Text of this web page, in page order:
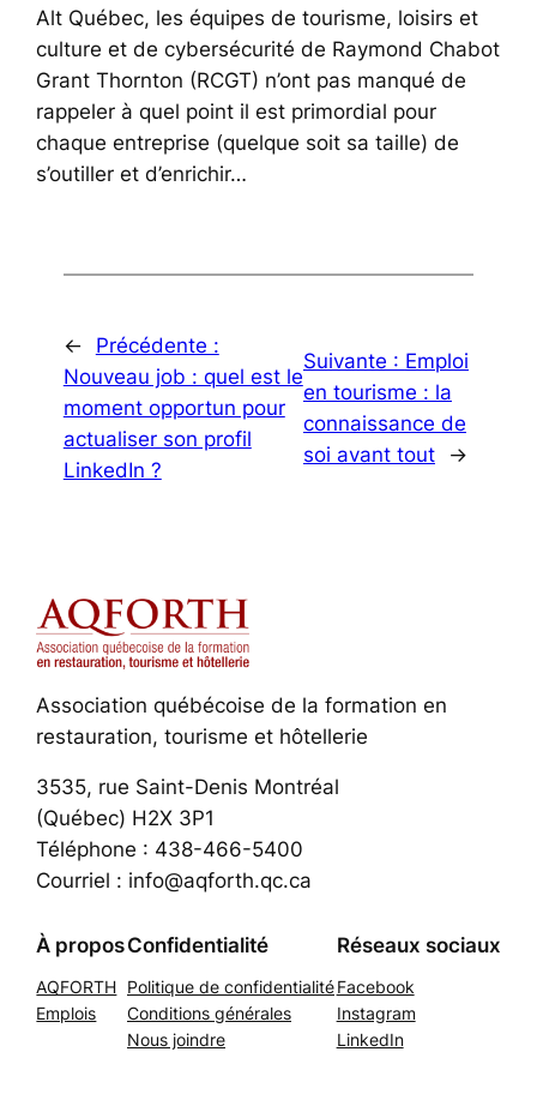
Alt Québec, les équipes de tourisme, loisirs et
culture et de cybersécurité de Raymond Chabot
Grant Thornton (RCGT) n’ont pas manqué de
rappeler à quel point il est primordial pour
chaque entreprise (quelque soit sa taille) de
s’outiller et d’enrichir…
←
Précédente :
Nouveau job : quel est le
moment opportun pour
actualiser son profil
LinkedIn ?
Suivante : Emploi
en tourisme : la
connaissance de
soi avant tout
→
Association québécoise de la formation en
restauration, tourisme et hôtellerie
3535, rue Saint-Denis Montréal
(Québec) H2X 3P1
Téléphone : 438-466-5400
Courriel : info@aqforth.qc.ca
À propos
AQFORTH
Emplois
Confidentialité
Politique de confidentialité
Conditions générales
Nous joindre
Réseaux sociaux
Facebook
Instagram
LinkedIn